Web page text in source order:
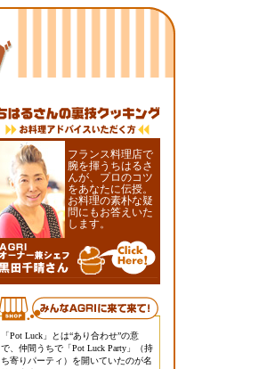
フランス料理店で
腕を揮うちはるさ
んが、プロのコツ
をあなたに伝授。
お料理の素朴な疑
問にもお答えいた
します。
「Pot Luck」とは“あり合わせ”の意
で、仲間うちで「Pot Luck Party」（持
ち寄りパーティ）を開いていたのが名